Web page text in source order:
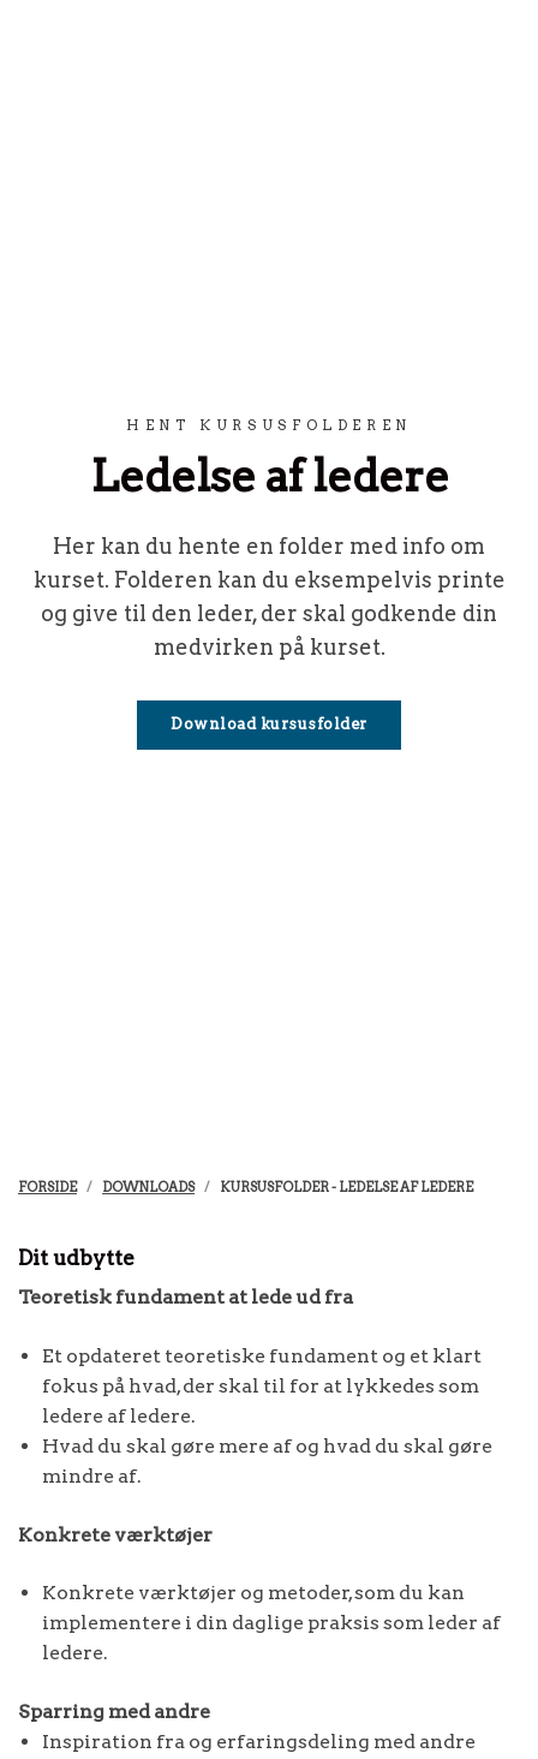
HENT KURSUSFOLDEREN
Ledelse af ledere
Her kan du hente en folder med info om
kurset. Folderen kan du eksempelvis printe
og give til den leder, der skal godkende din
medvirken på kurset.
Download kursusfolder
FORSIDE DOWNLOADS KURSUSFOLDER - LEDELSE AF LEDERE
Dit udbytte
Teoretisk fundament at lede ud fra
Et opdateret teoretiske fundament og et klart
fokus på hvad, der skal til for at lykkedes som
ledere af ledere.
Hvad du skal gøre mere af og hvad du skal gøre
mindre af.
Konkrete værktøjer
Konkrete værktøjer og metoder, som du kan
implementere i din daglige praksis som leder af
ledere.
Sparring med andre
Inspiration fra og erfaringsdeling med andre